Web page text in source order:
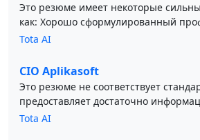
Это резюме имеет некоторые
как: Хорошо сформулированный
Tota AI
CIO Aplikasoft
Это резюме не соответствует
предоставляет достаточно
Tota AI